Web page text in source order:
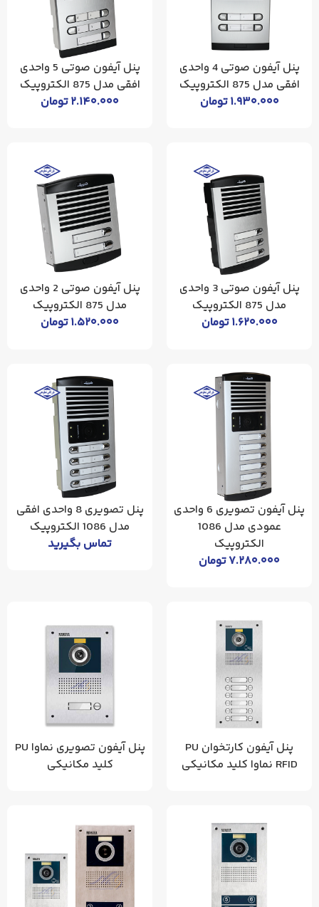
پنل آیفون صوتی 4 واحدی
افقی مدل 875 الکتروپیک
۱.۹۳۰.۰۰۰تومان
پنل آیفون صوتی 5 واحدی
افقی مدل 875 الکتروپیک
۲.۱۴۰.۰۰۰تومان
پنل آیفون صوتی 3 واحدی
مدل 875 الکتروپیک
۱.۶۲۰.۰۰۰تومان
پنل آیفون صوتی 2 واحدی
مدل 875 الکتروپیک
۱.۵۲۰.۰۰۰تومان
پنل آیفون تصویری 6 واحدی
عمودی مدل 1086
الکتروپیک
۷.۲۸۰.۰۰۰تومان
پنل تصویری 8 واحدی افقی
مدل 1086 الکتروپیک
تماس بگیرید
پنل آیفون کارتخوان PU
RFID نماوا کلید مکانیکی
پنل آیفون تصویری نماوا PU
کلید مکانیکی